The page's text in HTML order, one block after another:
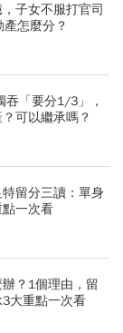
子女不服打官司
怎麼分？
吞「要分1/3」，
可以繼承嗎？
留分三讀：單身
一次看
？1個理由，留
大重點一次看